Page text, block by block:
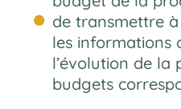
de transmettre à
les informations
l’évolution de la
budgets